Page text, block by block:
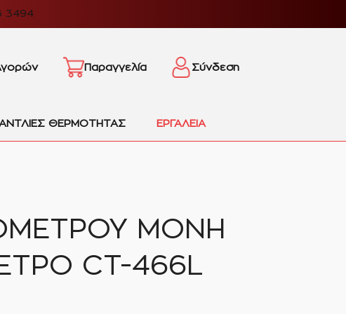
3494
Παραγγελία Σύνδεση
ΘΕΡΜΟΤΗΤΑΣ ΕΡΓΑΛΕΙΑ
ΜΟΝΗ
CT-466L